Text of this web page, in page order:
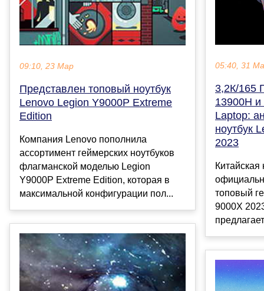
09:10, 23 Мар
Представлен топовый ноутбук
Lenovo Legion Y9000P Extreme
Edition
Компания Lenovo пополнила
ассортимент геймерских ноутбуков
флагманской моделью Legion
Y9000P Extreme Edition, которая в
максимальной конфигурации пол...
05:40, 31
3,2К/165
13900H
Laptop:
ноутбук
2023
топовый
9000X